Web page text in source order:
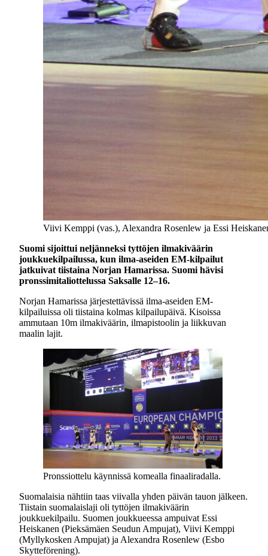
Viivi Kemppi (vas.), Alexandra Rosenlew ja Essi
Suomi sijoittui neljänneksi tyttöjen ilmakiväärin
joukkuekilpailussa, kun ilma-aseiden EM-kilpailut
jatkuivat tiistaina Norjan Hamarissa. Suomi hävisi
pronssimitaliottelussa Saksalle 12–16.
Norjan Hamarissa järjestettävissä ilma-aseiden EM-
kilpailuissa oli tiistaina kolmas kilpailupäivä. Kisoissa
ammutaan 10m ilmakiväärin, ilmapistoolin ja liikkuvan
maalin lajit.
Pronssiottelu käynnissä komealla finaaliradalla.
Suomalaisia nähtiin taas viivalla yhden päivän tauon jälkeen.
Tiistain suomalaislaji oli tyttöjen ilmakiväärin
joukkuekilpailu. Suomen joukkueessa ampuivat Essi
Heiskanen (Pieksämäen Seudun Ampujat), Viivi Kemppi
(Myllykosken Ampujat) ja Alexandra Rosenlew (Esbo
Skytteförening).